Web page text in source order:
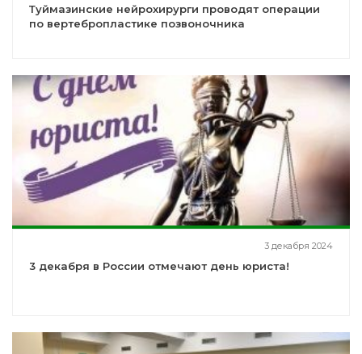
Туймазинские нейрохирурги проводят операции
по вертебропластике позвоночника
3 декабря 2024
3 декабря в России отмечают день юриста!